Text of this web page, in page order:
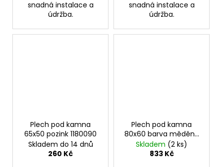
snadná instalace a
údržba.
snadná instalace a
údržba.
Plech pod kamna
65x50 pozink 1180090
Skladem do 14 dnů
260 Kč
Plech pod kamna
80x60 barva měděná
1180122
Skladem (2 ks)
833 Kč